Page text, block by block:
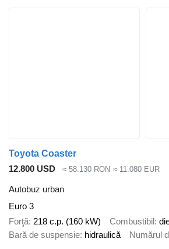
Toyota Coaster
12.800 USD
≈ 58.130 RON ≈ 11.080 EUR
Autobuz urban
Euro 3
Forţă 218 c.p. (160 kW) Combustibil
Bară de suspensie hidraulică Numărul